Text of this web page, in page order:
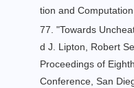
tion and
77. "Towards
d J. Lipton, Robert
Proceedings of
Conference, San